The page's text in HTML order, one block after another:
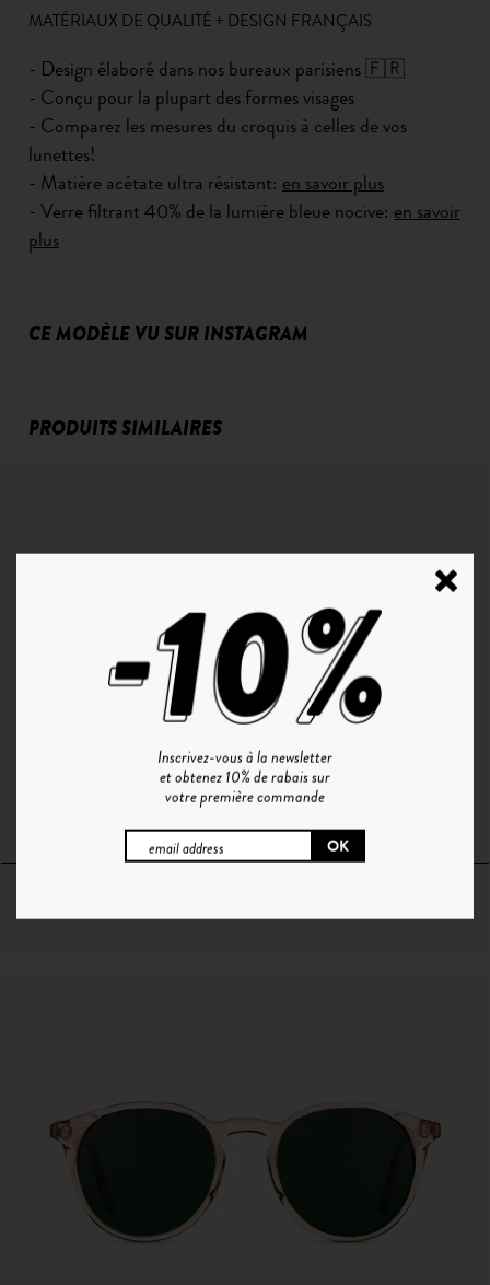
MATÉRIAUX DE QUALITÉ + DESIGN FRANÇAIS
- Design élaboré dans nos bureaux parisiens 🇫🇷
- Conçu pour la plupart des formes visages
- Comparez les mesures du croquis à celles de vos
lunettes!
- Matière acétate ultra résistant: en savoir plus
- Verre filtrant 40% de la lumière bleue nocive: en savoir
plus
CE MODÈLE VU SUR INSTAGRAM
PRODUITS SIMILAIRES
P°1 | CRISTAL - GRADIENT BLUE
Inscrivez-vous à la newsletter
et obtenez 10% de rabais sur
votre première commande